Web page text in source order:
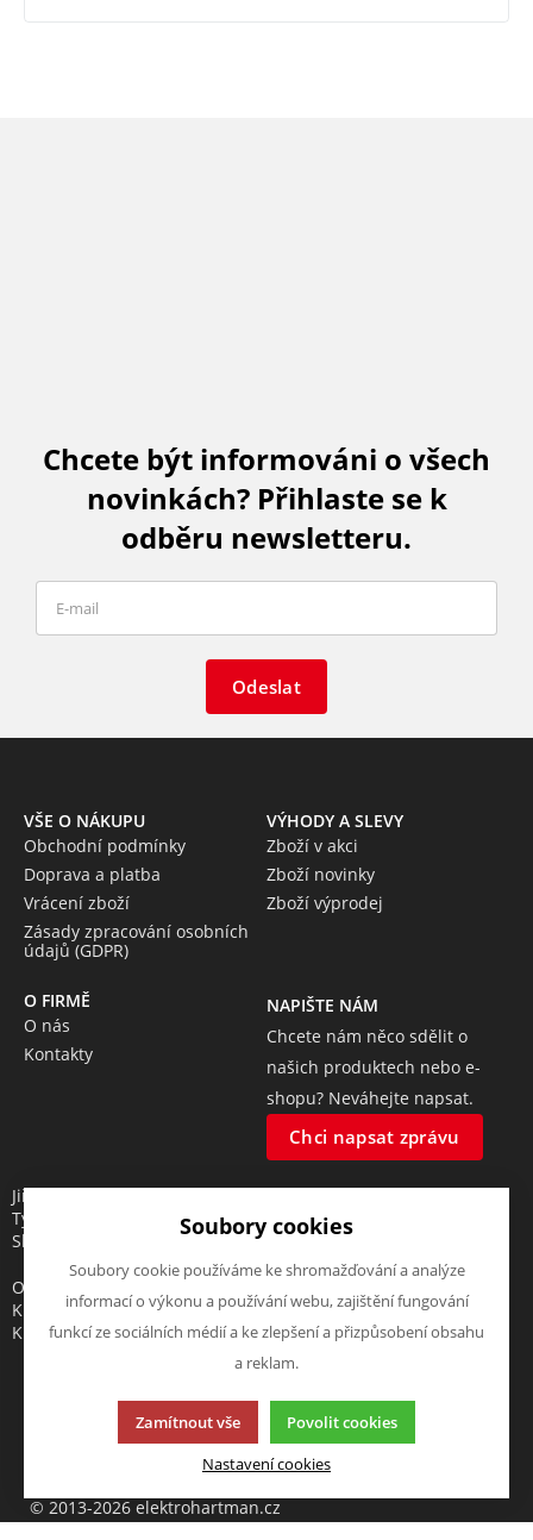
Chcete být informováni o všech
novinkách? Přihlaste se k
odběru newsletteru.
Odeslat
VŠE O NÁKUPU
Obchodní podmínky
Doprava a platba
Vrácení zboží
Zásady zpracování osobních
údajů (GDPR)
VÝHODY A SLEVY
Zboží v akci
Zboží novinky
Zboží výprodej
O FIRMĚ
O nás
Kontakty
NAPIŠTE NÁM
Chcete nám něco sdělit o
našich produktech nebo e-
shopu? Neváhejte napsat.
Chci napsat zprávu
Jiří Hartman
Tyršova 143, 552 03 Česká
Skalice, CZ
Obchodní rejstřík vedený u
Krajského soudu v Hradci
Králové, oddíl A, vložka 18553
Tato stránka používá soubory cookies. Klikněte pro více
© 2013-2026 elektrohartman.cz
K2 e-shop - První e-shop, který uřídí celou vaši firmu.
Soubory cookies
Soubory cookie používáme ke shromažďování a analýze
informací o výkonu a používání webu, zajištění fungování
funkcí ze sociálních médií a ke zlepšení a přizpůsobení obsahu
a reklam.
Zamítnout vše Povolit cookies
Nastavení cookies